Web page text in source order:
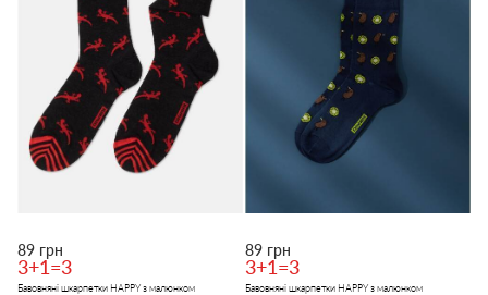
89 грн
3+1=3
Бавовняні шкарпетки HAPPY з малюнком
89 грн
3+1=3
Бавовняні шкарпетки HAPPY з малюнком